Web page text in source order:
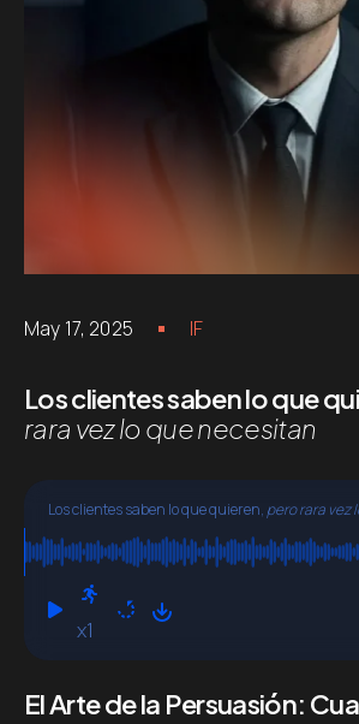
May 17, 2025 IF
Los clientes saben lo que
rara vez lo que necesitan
Los clientes saben lo que quieren, pero rara vez
necesitan
x1
El Arte de la Persuasión: